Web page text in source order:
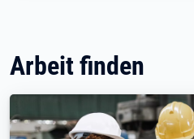
Arbeit finden